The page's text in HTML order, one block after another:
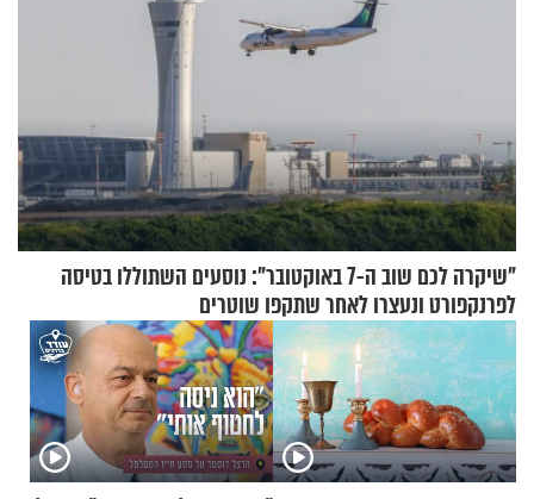
"שיקרה לכם שוב ה-7 באוקטובר": נוסעים השתוללו בטיסה
לפרנקפורט ונעצרו לאחר שתקפו שוטרים